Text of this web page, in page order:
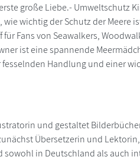
große Liebe.- Umweltschutz
wichtig der Schutz der Meere
Fans von Seawalkers,
ist eine spannende
Handlung und einer
und gestaltet
Übersetzerin und
sowohl in Deutschland als auch